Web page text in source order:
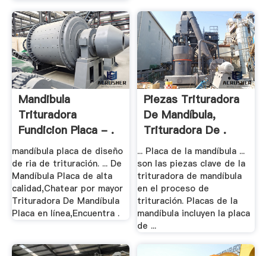
Mandibula
Trituradora
Fundicion Placa - .
mandíbula placa de diseño
de ria de trituración. ... De
Mandíbula Placa de alta
calidad,Chatear por mayor
Trituradora De Mandíbula
Placa en línea,Encuentra .
Piezas Trituradora
De Mandíbula,
Trituradora De .
... Placa de la mandíbula ...
son las piezas clave de la
trituradora de mandíbula
en el proceso de
trituración. Placas de la
mandíbula incluyen la placa
de ...